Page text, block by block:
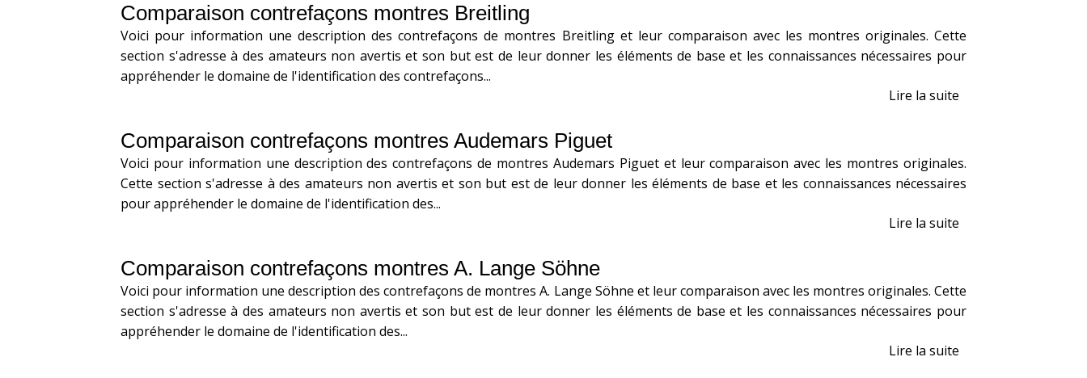
Comparaison contrefaçons montres Breitling
Voici pour information une description des contrefaçons de montres Breitling et leur comparaison avec les montres originales. Cette
section s'adresse à des amateurs non avertis et son but est de leur donner les éléments de base et les connaissances nécessaires pour
appréhender le domaine de l'identification des contrefaçons...
Lire la suite
Comparaison contrefaçons montres Audemars Piguet
Voici pour information une description des contrefaçons de montres Audemars Piguet et leur comparaison avec les montres originales.
Cette section s'adresse à des amateurs non avertis et son but est de leur donner les éléments de base et les connaissances nécessaires
pour appréhender le domaine de l'identification des...
Lire la suite
Comparaison contrefaçons montres A. Lange Söhne
Voici pour information une description des contrefaçons de montres A. Lange Söhne et leur comparaison avec les montres originales. Cette
section s'adresse à des amateurs non avertis et son but est de leur donner les éléments de base et les connaissances nécessaires pour
appréhender le domaine de l'identification des...
Lire la suite